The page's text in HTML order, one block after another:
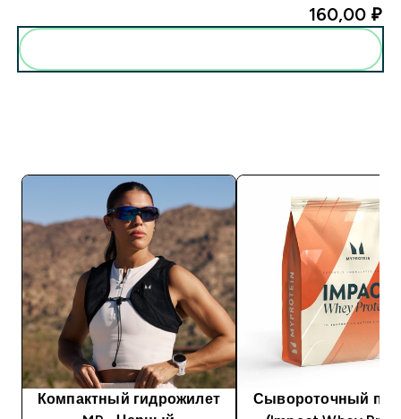
160,00 ₽‎
Компактный гидрожилет
Сывороточный